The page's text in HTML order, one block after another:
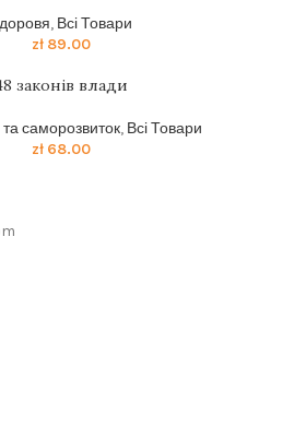
, Всі Товари
zł 89.00
законів влади
та саморозвиток, Всі Товари
zł 68.00